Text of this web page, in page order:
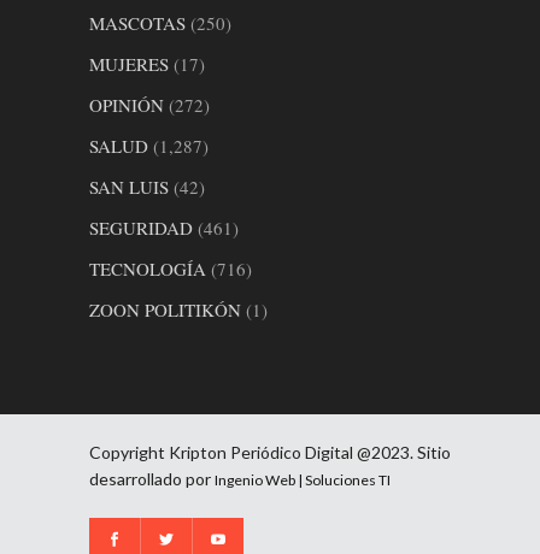
MASCOTAS (250)
MUJERES (17)
OPINIÓN (272)
SALUD (1,287)
SAN LUIS (42)
SEGURIDAD (461)
TECNOLOGÍA (716)
ZOON POLITIKÓN (1)
Copyright Kripton Periódico Digital @2023. Sitio
desarrollado por Ingenio Web | Soluciones TI